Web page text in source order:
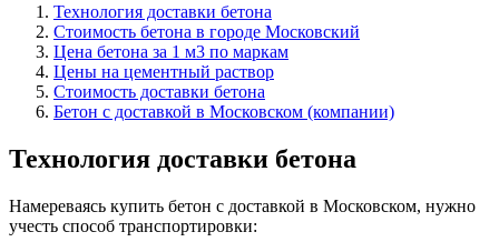
Технология доставки бетона
Стоимость бетона в городе Московский
Цена бетона за 1 м3 по маркам
Цены на цементный раствор
Стоимость доставки бетона
Бетон с доставкой в Московском (компании)
Технология доставки бетона
Намереваясь купить бетон с доставкой в Московском, нужно
учесть способ транспортировки: